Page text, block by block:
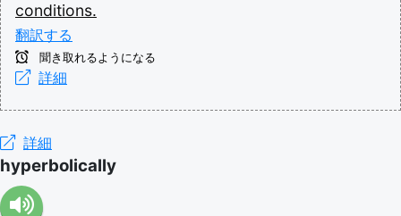
conditions.
翻訳する
聞き取れるようになる
詳細
詳細
hyperbolically